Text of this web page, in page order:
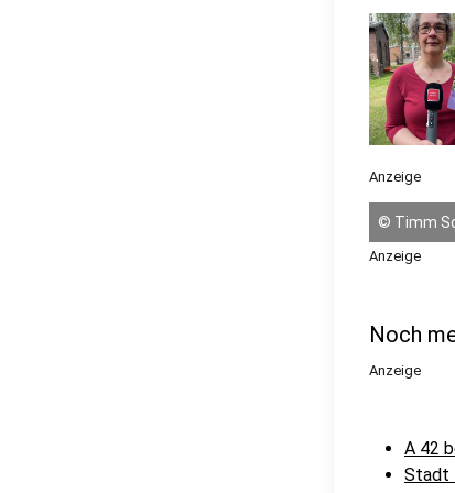
Anzeige
© Timm
Anzeige
Noch
Anzeige
A 42
Stadt